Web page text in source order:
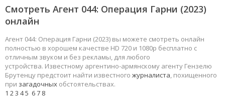
Смотреть Агент 044: Операция Гарни (2023)
онлайн
Агент 044: Операция Гарни (2023) вы можете смотреть онлайн
полностью в хорошем качестве HD 720 и 1080p бесплатно с
отличным звуком и без рекламы, для любого
устройства. Известному аргентино-армянскому агенту Гензелю
Брутенцу предстоит найти известного журналиста, похищенного
при загадочных обстоятельствах.
1 23 45 67 8